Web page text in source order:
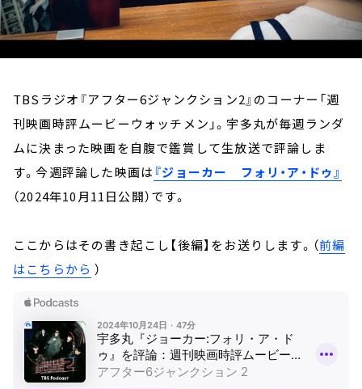
TBSラジオ『アフター6ジャンクション2』のコーナー「週
刊映画時評ムービーウォッチメン」。宇多丸が毎週ランダ
ムに決まった映画を自腹で鑑賞して生放送で評論しま
す。今週評論した映画は 『ジョーカー フォリ・ア・ドゥ』
（2024年10月11日公開）です。
ここからはその書き起こし【後編】をお送りします。（前編
はこちらから ）